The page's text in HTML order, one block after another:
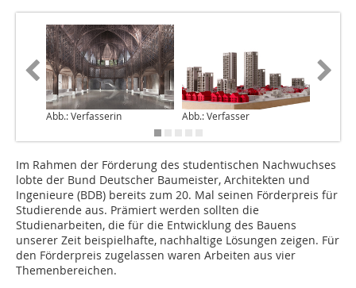
Abb.: Verfasserin Abb.: Verfasser
Im Rahmen der Förderung des studentischen Nachwuchses
lobte der Bund Deutscher Baumeister, Architekten und
Ingenieure (BDB) bereits zum 20. Mal seinen Förderpreis für
Studierende aus. Prämiert werden sollten die
Studienarbeiten, die für die Entwicklung des Bauens
unserer Zeit beispielhafte, nachhaltige Lösungen zeigen. Für
den Förderpreis zugelassen waren Arbeiten aus vier
Themenbereichen.